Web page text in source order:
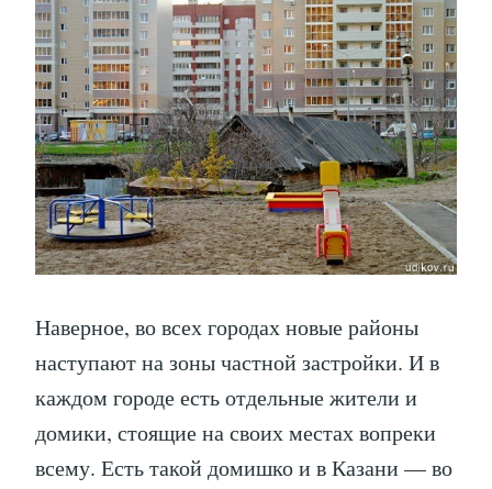
Наверное, во всех городах новые районы
наступают на зоны частной застройки. И в
каждом городе есть отдельные жители и
домики, стоящие на своих местах вопреки
всему. Есть такой домишко и в Казани — во